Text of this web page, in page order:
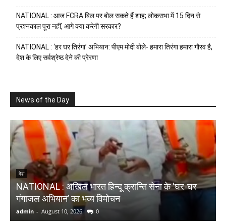
NATIONAL : आज FCRA बिल पर बोल सकते हैं शाह; लोकसभा में 15 दिन से
प्रश्नकाल पूरा नहीं, आगे क्या करेगी सरकार?
NATIONAL : ‘हर घर तिरंगा’ अभियान: पीएम मोदी बोले- हमारा तिरंगा हमारा गौरव है,
देश के लिए सर्वश्रेष्ठ देने की प्रेरणा
News of the Day
देश
NATIONAL : अखिल भारत हिन्दू क्रान्ति सेना के ‘घर-घर
गंगाजल अभियान’ का भव्य विमोचन
admin - August 10, 2026 0